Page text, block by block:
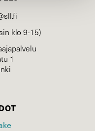
klo 9-15)
1